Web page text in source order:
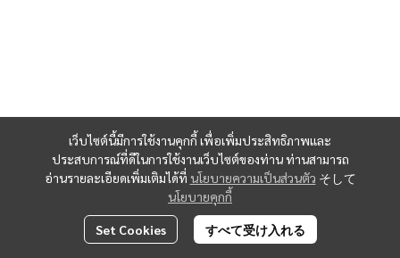
เว็บไซต์นี้มีการใช้งานคุกกี้ เพื่อเพิ่มประสิทธิภาพและ
ประสบการณ์ที่ดีในการใช้งานเว็บไซต์ของท่าน ท่านสามารถ
อ่านรายละเอียดเพิ่มเติมได้ที่ นโยบายความเป็นส่วนตัว そして
นโยบายคุกกี้
Set Cookies すべて受け入れる